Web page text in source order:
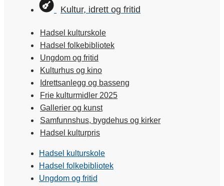
Kultur, idrett og fritid
Hadsel kulturskole
Hadsel folkebibliotek
Ungdom og fritid
Kulturhus og kino
Idrettsanlegg og basseng
Frie kulturmidler 2025
Gallerier og kunst
Samfunnshus, bygdehus og kirker
Hadsel kulturpris
Hadsel kulturskole
Hadsel folkebibliotek
Ungdom og fritid